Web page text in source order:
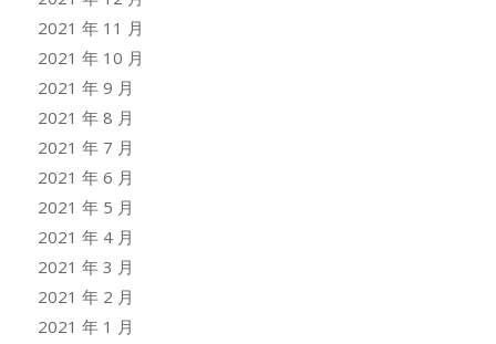
2021 年 11 月
2021 年 10 月
2021 年 9 月
2021 年 8 月
2021 年 7 月
2021 年 6 月
2021 年 5 月
2021 年 4 月
2021 年 3 月
2021 年 2 月
2021 年 1 月